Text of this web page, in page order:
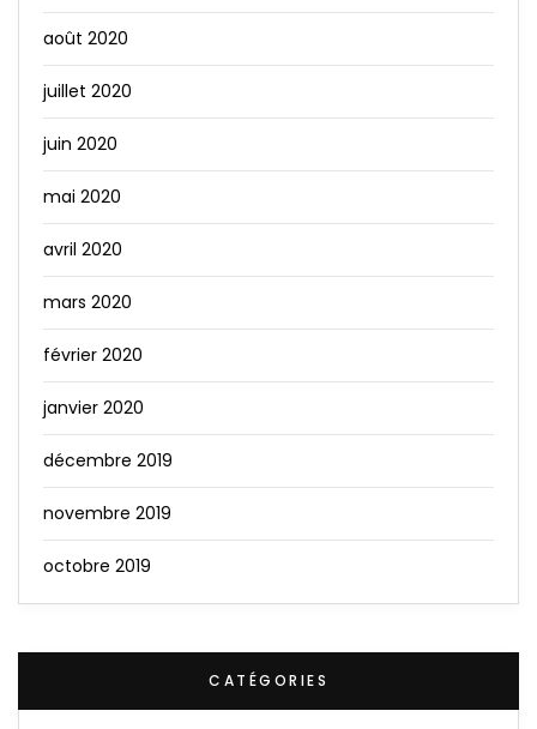
août 2020
juillet 2020
juin 2020
mai 2020
avril 2020
mars 2020
février 2020
janvier 2020
décembre 2019
novembre 2019
octobre 2019
CATÉGORIES